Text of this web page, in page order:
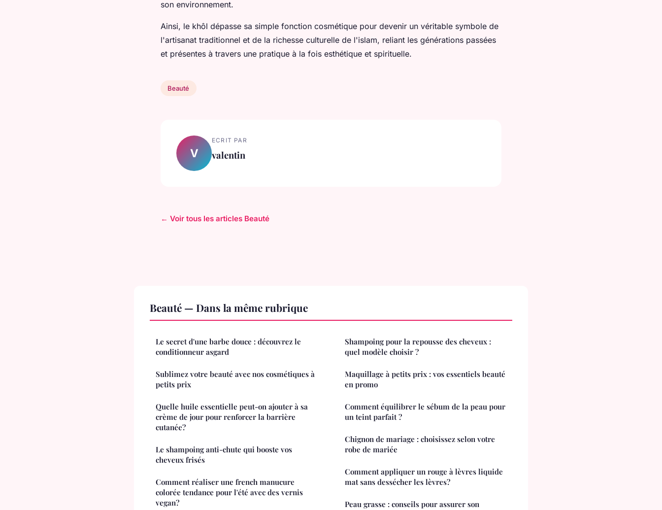
son environnement.
Ainsi, le khôl dépasse sa simple fonction cosmétique pour devenir un véritable symbole de
l'artisanat traditionnel et de la richesse culturelle de l'islam, reliant les générations passées
et présentes à travers une pratique à la fois esthétique et spirituelle.
Beauté
V
ECRIT PAR
valentin
← Voir tous les articles Beauté
Beauté — Dans la même rubrique
Le secret d'une barbe douce : découvrez le
conditionneur asgard
Sublimez votre beauté avec nos cosmétiques à
petits prix
Quelle huile essentielle peut-on ajouter à sa
crème de jour pour renforcer la barrière
cutanée?
Le shampoing anti-chute qui booste vos
cheveux frisés
Comment réaliser une french manucure
colorée tendance pour l'été avec des vernis
vegan?
Shampoing pour la repousse des cheveux :
quel modèle choisir ?
Maquillage à petits prix : vos essentiels beauté
en promo
Comment équilibrer le sébum de la peau pour
un teint parfait ?
Chignon de mariage : choisissez selon votre
robe de mariée
Comment appliquer un rouge à lèvres liquide
mat sans dessécher les lèvres?
Peau grasse : conseils pour assurer son